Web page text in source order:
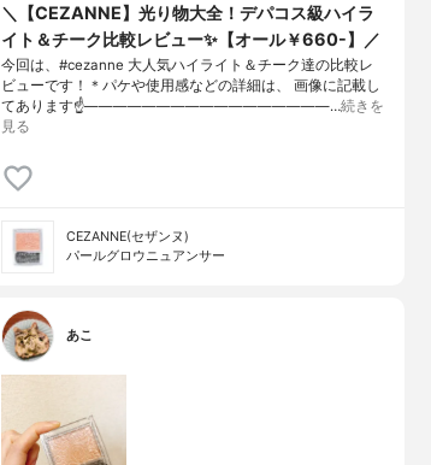
＼【CEZANNE】光り物大全！デパコス級ハイラ
イト＆チーク比較レビュー✨【オール￥660-】／
今回は、#cezanne 大人気ハイライト＆チーク達の比較レ
ビューです！＊パケや使用感などの詳細は、 画像に記載し
てあります☝—————————————————…続きを
見る
CEZANNE(セザンヌ)
パールグロウニュアンサー
あこ